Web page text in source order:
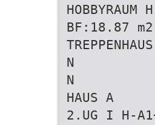
HOBBYRAUM
BF:18.87 m2
TREPPENHAUS
N
N
HAUS A
2.UG I H-